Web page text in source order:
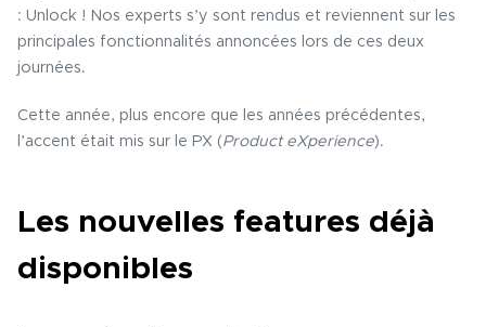
: Unlock ! Nos experts s’y sont rendus et reviennent sur les
principales fonctionnalités annoncées lors de ces deux
journées.
Cette année, plus encore que les années précédentes,
l’accent était mis sur le PX (Product eXperience).
Les nouvelles features déjà
disponibles